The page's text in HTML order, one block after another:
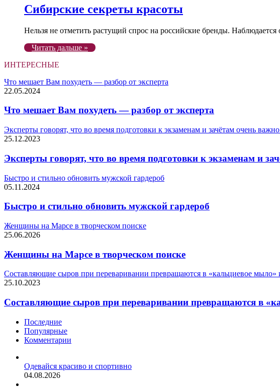
Сибирские секреты красоты
Нельзя не отметить растущий спрос на российские бренды.
Читать дальше »
ИНТЕРЕСНЫЕ
Что мешает Вам похудеть — разбор от эксперта
22.05.2024
Что мешает Вам похудеть — разбор от эксперта
Эксперты говорят, что во время подготовки к экзаменам и зачётам очень
25.12.2023
Эксперты говорят, что во время подготовки к экзаменам и
Быстро и стильно обновить мужской гардероб
05.11.2024
Быстро и стильно обновить мужской гардероб
Женщины на Марсе в творческом поиске
25.06.2026
Женщины на Марсе в творческом поиске
Составляющие сыров при переваривании превращаются в «кальциевое мыло»
25.10.2023
Составляющие сыров при переваривании превращаются в
Последние
Популярные
Комментарии
Одевайся красиво и спортивно
04.08.2026